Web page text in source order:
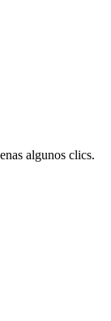
algunos clics.